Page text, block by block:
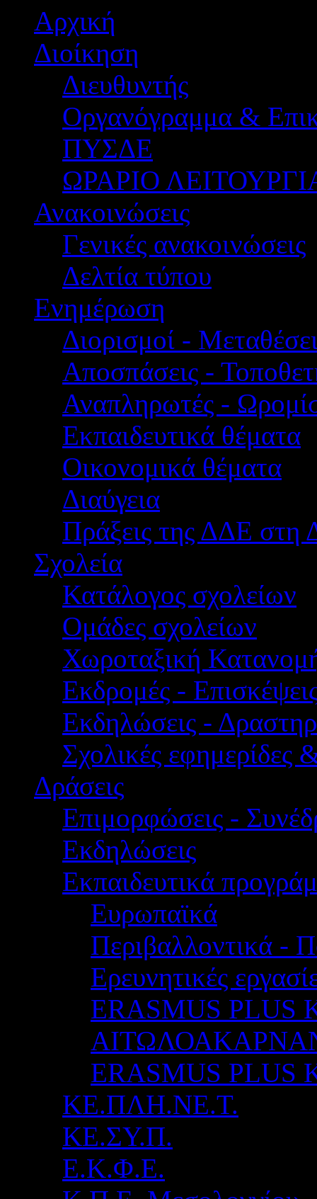
Αρχική
Διοίκηση
Διευθυντής
Οργανόγραμμα &
ΠΥΣΔΕ
ΩΡΑΡΙΟ
Ανακοινώσεις
Γενικές ανακοινώσεις
Δελτία τύπου
Ενημέρωση
Διορισμοί -
Αποσπάσεις -
Αναπληρωτές -
Εκπαιδευτικά θέματα
Οικονομικά θέματα
Διαύγεια
Πράξεις της ΔΔΕ στη
Σχολεία
Κατάλογος σχολείων
Ομάδες σχολείων
Χωροταξική
Εκδρομές -
Εκδηλώσεις -
Σχολικές εφημερίδες
Δράσεις
Επιμορφώσεις -
Εκδηλώσεις
Εκπαιδευτικά
Ευρωπαϊκά
Περιβαλλοντικά -
Ερευνητικές
ERASMUS PLUS
ERASMUS
ΚΕ.ΠΛΗ.ΝΕ.Τ.
ΚΕ.ΣΥ.Π.
Ε.Κ.Φ.Ε.